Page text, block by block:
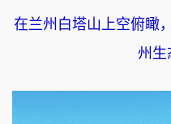
在兰州白塔山上空俯瞰
州生